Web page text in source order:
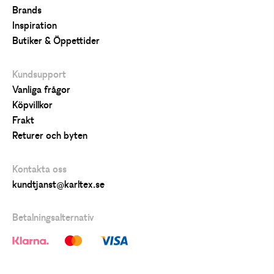
Brands
Inspiration
Butiker & Öppettider
Kundsupport
Vanliga frågor
Köpvillkor
Frakt
Returer och byten
Kontakta oss
kundtjanst@karltex.se
Betalningsalternativ